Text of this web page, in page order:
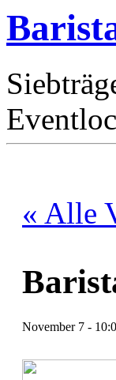
« Alle
November 7 -